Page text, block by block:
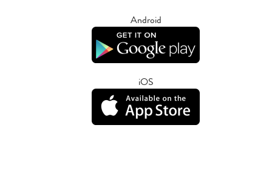
Android
iOS